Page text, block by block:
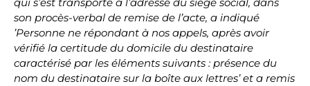
son procès-verbal de remise de l’acte, a indiqué
’Personne ne répondant à nos appels, après avoir
vérifié la certitude du domicile du destinataire
caractérisé par les éléments suivants : présence du
nom du destinataire sur la boîte aux lettres’ et a remis